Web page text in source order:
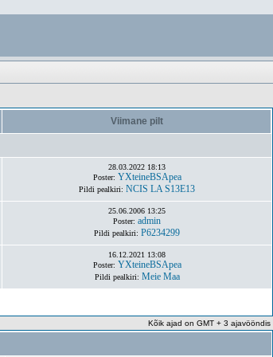
Viimane pilt
28.03.2022 18:13
Poster: YXteineBSApea
Pildi pealkiri: NCIS LA S13E13
25.06.2006 13:25
Poster: admin
Pildi pealkiri: P6234299
16.12.2021 13:08
Poster: YXteineBSApea
Pildi pealkiri: Meie Maa
Kõik ajad on GMT + 3 ajavööndis